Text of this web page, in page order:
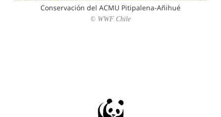
Conservación del ACMU Pitipalena-Añihué
© WWF Chile